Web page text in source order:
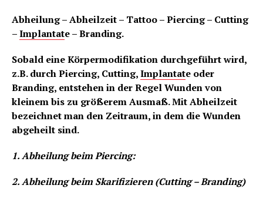
Abheilung – Abheilzeit – Tattoo – Piercing – Cutting
–Implantate – Branding.
Sobald eine Körpermodifikation durchgeführt wird,
z.B. durch Piercing, Cutting,Implantate oder
Branding, entstehen in der Regel Wunden von
kleinem bis zu größerem Ausmaß. Mit Abheilzeit
bezeichnet man den Zeitraum, in dem die Wunden
abgeheilt sind.
1. Abheilung beim Piercing:
2. Abheilung beim Skarifizieren (Cutting – Branding)